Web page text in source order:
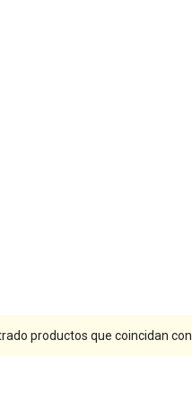
productos que coincidan